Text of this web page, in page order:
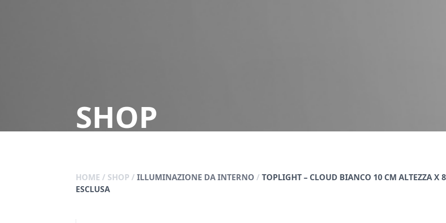
SHOP
HOME / SHOP / ILLUMINAZIONE DA INTERNO / TOPLIGHT – CLOUD BIANCO 10 CM ALTEZZA
ESCLUSA